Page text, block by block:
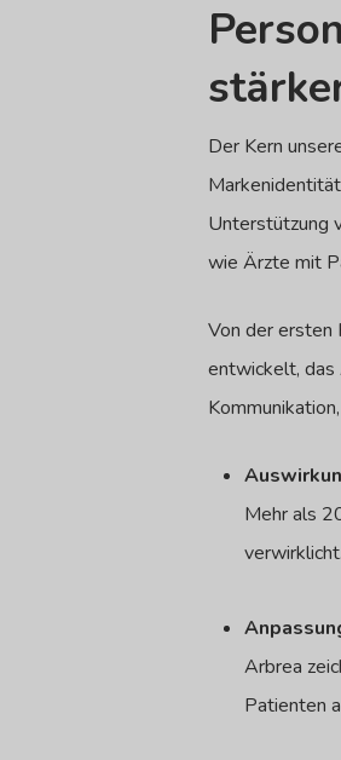
Der Kern
Unterstützung
wie Ärzte mit
Von der ersten
entwickelt, das
Mehr als
verwirklicht.
Arbrea
Patienten